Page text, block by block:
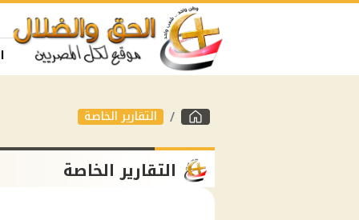
التقارير الخاصة
التقارير الخاصة